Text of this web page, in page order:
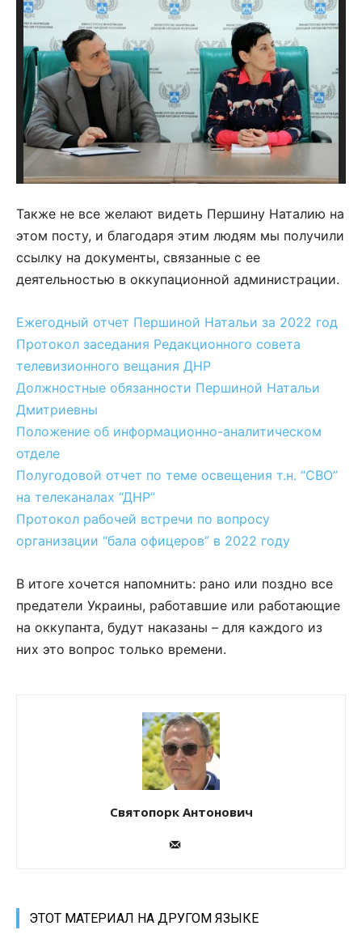
Также не все желают видеть Першину Наталию на
этом посту, и благодаря этим людям мы получили
ссылку на документы, связанные с ее
деятельностью в оккупационной администрации.
Ежегодный отчет Першиной Натальи за 2022 год
Протокол заседания Редакционного совета
телевизионного вещания ДНР
Должностные обязанности Першиной Натальи
Дмитриевны
Положение об информационно-аналитическом
отделе
Полугодовой отчет по теме освещения т.н. “СВО”
на телеканалах “ДНР”
Протокол рабочей встречи по вопросу
организации “бала офицеров” в 2022 году
В итоге хочется напомнить: рано или поздно все
предатели Украины, работавшие или работающие
на оккупанта, будут наказаны – для каждого из
них это вопрос только времени.
Святопорк Антонович
ЭТОТ МАТЕРИАЛ НА ДРУГОМ ЯЗЫКЕ